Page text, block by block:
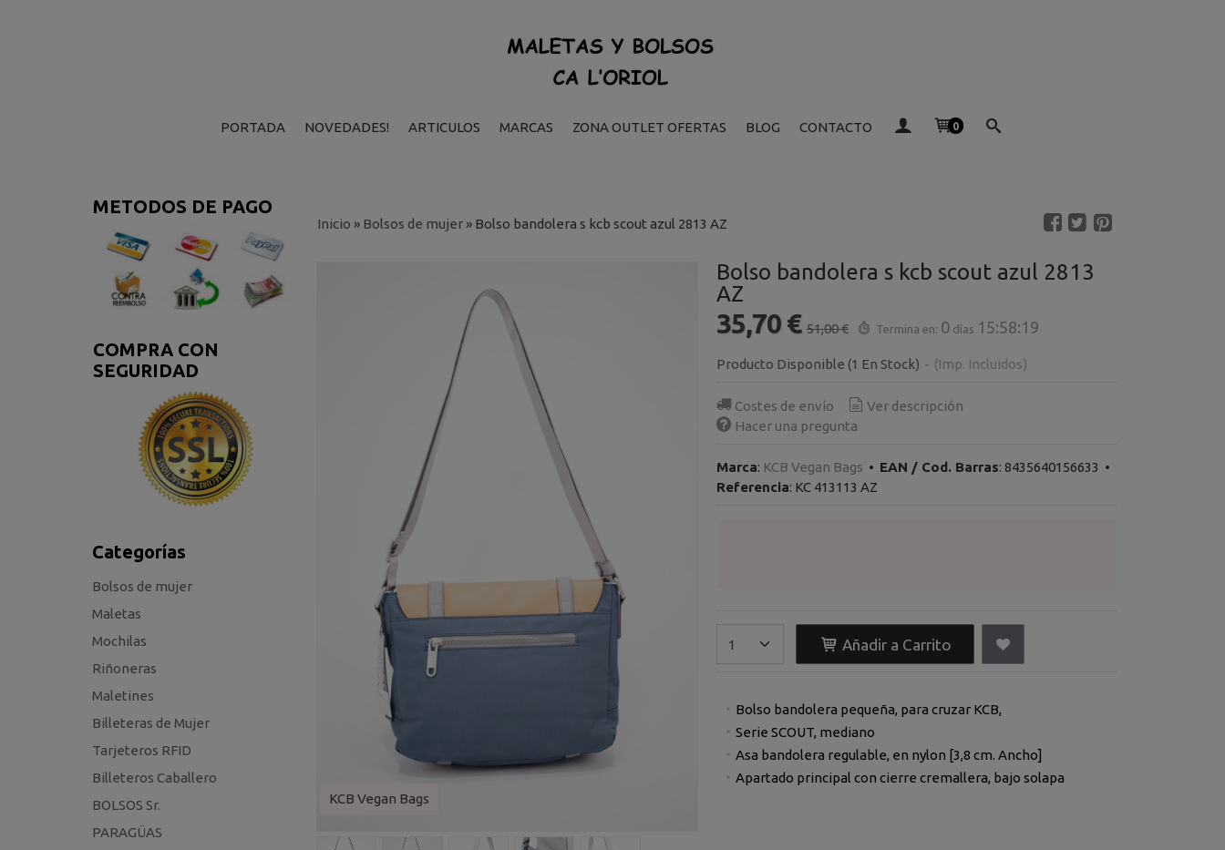
PORTADA NOVEDADES! ARTICULOS MARCAS ZONA OUTLET OFERTAS BLOG CONTACTO 0
METODOS DE PAGO
COMPRA CON
SEGURIDAD
Categorías
Bolsos de mujer
Maletas
Mochilas
Riñoneras
Maletines
Billeteras de Mujer
Tarjeteros RFID
Billeteros Caballero
BOLSOS Sr.
PARAGÜAS
Inicio » Bolsos de mujer» Bolso bandolera s kcb scout azul 2813 AZ
KCB Vegan Bags
Bolso bandolera s kcb scout azul 2813
AZ
35,70 € 51,00 € Termina en: 0 días 15:58:19
Producto Disponible (1 En Stock) - (Imp. Incluidos)
Costes de envío
Ver descripción
Hacer una pregunta
Marca: KCB Vegan Bags • EAN / Cod. Barras: 8435640156633 •
Referencia: KC 413113 AZ
Añadir a Carrito
Bolso bandolera pequeña, para cruzar KCB,
Serie SCOUT, mediano
Asa bandolera regulable, en nylon [3,8 cm. Ancho]
Apartado principal con cierre cremallera, bajo solapa